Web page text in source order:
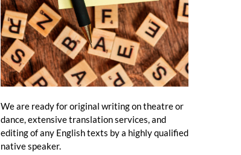
We are ready for original writing on theatre or
dance, extensive translation services, and
editing of any English texts by a highly qualified
native speaker.